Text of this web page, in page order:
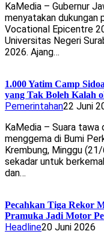
KaMedia – Gubernur
menyatakan dukungan
Vocational Epicentre
Universitas Negeri
2026. Ajang…
1.000 Yatim Camp
yang Tak Boleh Kalah
Pemerintahan22 Juni
KaMedia – Suara
menggema di Bumi
Krembung, Minggu
sekadar untuk
dan…
Pecahkan Tiga Rekor
Pramuka Jadi Motor
Headline20 Juni 2026